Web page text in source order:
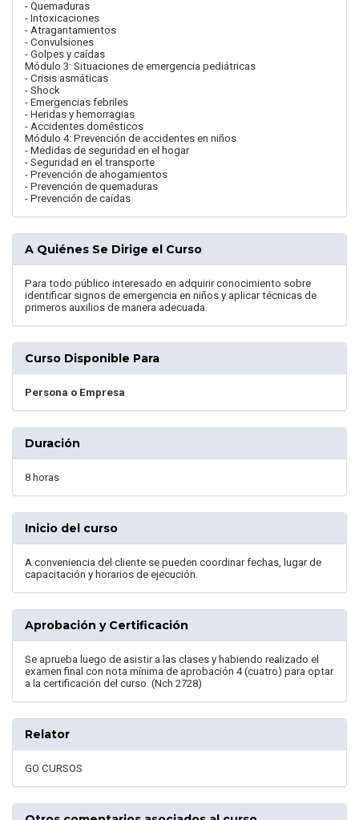
- Quemaduras
- Intoxicaciones
- Atragantamientos
- Convulsiones
- Golpes y caídas
Módulo 3: Situaciones de emergencia pediátricas
- Crisis asmáticas
- Shock
- Emergencias febriles
- Heridas y hemorragias
- Accidentes domésticos
Módulo 4: Prevención de accidentes en niños
- Medidas de seguridad en el hogar
- Seguridad en el transporte
- Prevención de ahogamientos
- Prevención de quemaduras
- Prevención de caídas
A Quiénes Se Dirige el Curso
Para todo público interesado en adquirir conocimiento sobre
identificar signos de emergencia en niños y aplicar técnicas de
primeros auxilios de manera adecuada.
Curso Disponible Para
Persona o Empresa
Duración
8 horas
Inicio del curso
A conveniencia del cliente se pueden coordinar fechas, lugar de
capacitación y horarios de ejecución.
Aprobación y Certificación
Se aprueba luego de asistir a las clases y habiendo realizado el
examen final con nota mínima de aprobación 4 (cuatro) para optar
a la certificación del curso. (Nch 2728)
Relator
GO CURSOS